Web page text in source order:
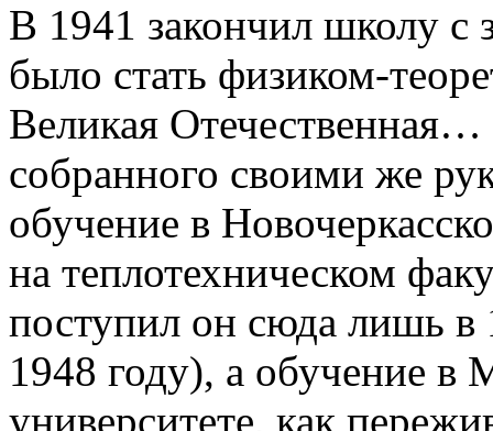
В 1941 закончил школу с
было стать физиком-
Великая
собранного своими же
обучение в
на теплотехническом
поступил он сюда лишь в
1948 году), а обучение в
университете, как